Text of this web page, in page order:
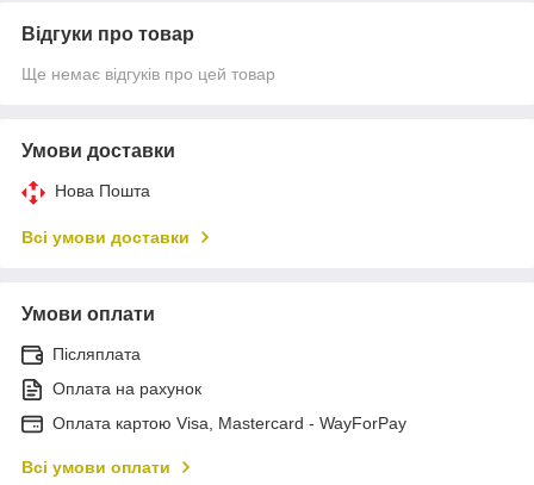
Відгуки про товар
Ще немає відгуків про цей товар
Умови доставки
Нова Пошта
Всі умови доставки
Умови оплати
Післяплата
Оплата на рахунок
Оплата картою Visa, Mastercard - WayForPay
Всі умови оплати